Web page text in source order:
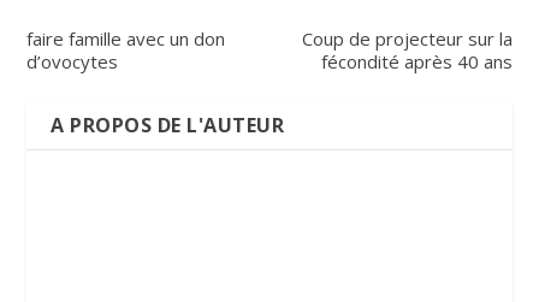
faire famille avec un don
d’ovocytes
Coup de projecteur sur la
fécondité après 40 ans
A PROPOS DE L'AUTEUR